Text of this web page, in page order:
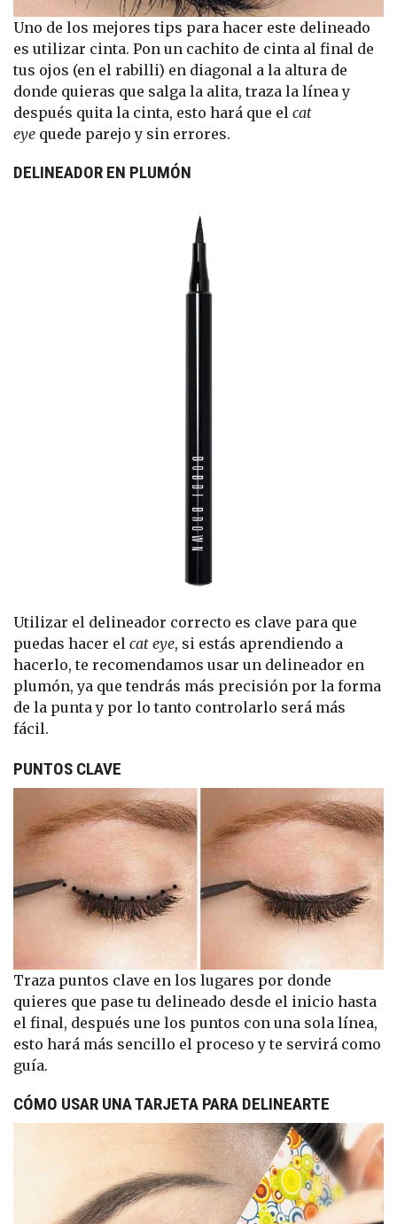
Uno de los mejores tips para hacer este delineado
es utilizar cinta. Pon un cachito de cinta al final de
tus ojos (en el rabilli) en diagonal a la altura de
donde quieras que salga la alita, traza la línea y
después quita la cinta, esto hará que elcat
eye quede parejo y sin errores.
DELINEADOR EN PLUMÓN
Utilizar el delineador correcto es clave para que
puedas hacer elcat eye, si estás aprendiendo a
hacerlo, te recomendamos usar un delineador en
plumón, ya que tendrás más precisión por la forma
de la punta y por lo tanto controlarlo será más
fácil.
PUNTOS CLAVE
Traza puntos clave en los lugares por donde
quieres que pase tu delineado desde el inicio hasta
el final, después une los puntos con una sola línea,
esto hará más sencillo el proceso y te servirá como
guía.
CÓMO USAR UNA TARJETA PARA DELINEARTE